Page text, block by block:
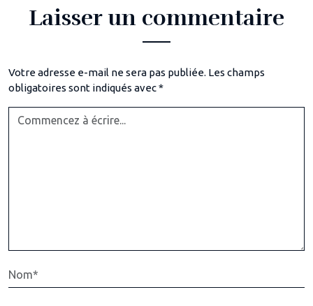
Laisser un commentaire
Votre adresse e-mail ne sera pas publiée. Les champs
obligatoires sont indiqués avec*